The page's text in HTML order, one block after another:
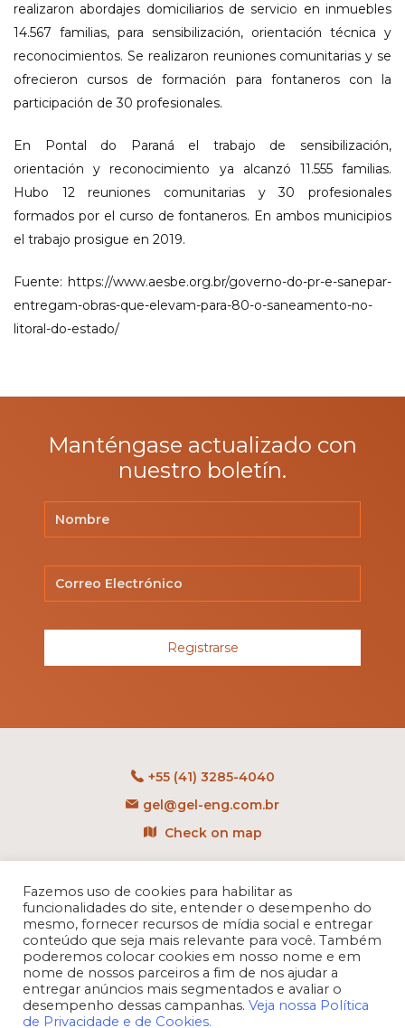
realizaron abordajes domiciliarios de servicio en inmuebles
14.567 familias, para sensibilización, orientación técnica y
reconocimientos. Se realizaron reuniones comunitarias y se
ofrecieron cursos de formación para fontaneros con la
participación de 30 profesionales.
En Pontal do Paraná el trabajo de sensibilización,
orientación y reconocimiento ya alcanzó 11.555 familias.
Hubo 12 reuniones comunitarias y 30 profesionales
formados por el curso de fontaneros. En ambos municipios
el trabajo prosigue en 2019.
Fuente: https://www.aesbe.org.br/governo-do-pr-e-sanepar-
entregam-obras-que-elevam-para-80-o-saneamento-no-
litoral-do-estado/
Manténgase actualizado con
nuestro boletín.
Registrarse
+55 (41) 3285-4040
gel@gel-eng.com.br
Check on map
CEP: 81290-060 - CIC
Curitiba - PR - Brasil
Fazemos uso de cookies para habilitar as
funcionalidades do site, entender o desempenho do
mesmo, fornecer recursos de mídia social e entregar
conteúdo que seja mais relevante para você. Também
poderemos colocar cookies em nosso nome e em
nome de nossos parceiros a fim de nos ajudar a
entregar anúncios mais segmentados e avaliar o
desempenho dessas campanhas. Veja nossa Política
de Privacidade e de Cookies.